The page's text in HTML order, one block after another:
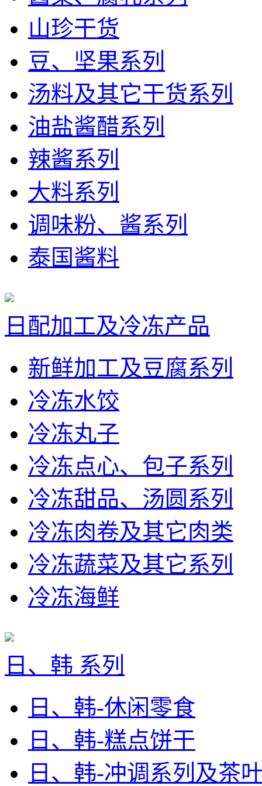
山珍干货
豆、坚果系列
汤料及其它干货系列
油盐酱醋系列
辣酱系列
大料系列
调味粉、酱系列
泰国酱料
日配加工及冷冻产品
新鲜加工及豆腐系列
冷冻水饺
冷冻丸子
冷冻点心、包子系列
冷冻甜品、汤圆系列
冷冻肉卷及其它肉类
冷冻蔬菜及其它系列
冷冻海鲜
日、韩 系列
日、韩-休闲零食
日、韩-糕点饼干
日、韩-冲调系列及茶